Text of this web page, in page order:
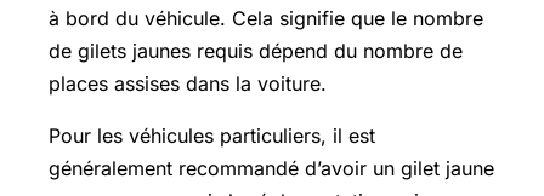
à bord du véhicule. Cela signifie que le nombre
de gilets jaunes requis dépend du nombre de
places assises dans la voiture.
Pour les véhicules particuliers, il est
généralement recommandé d’avoir un gilet jaune